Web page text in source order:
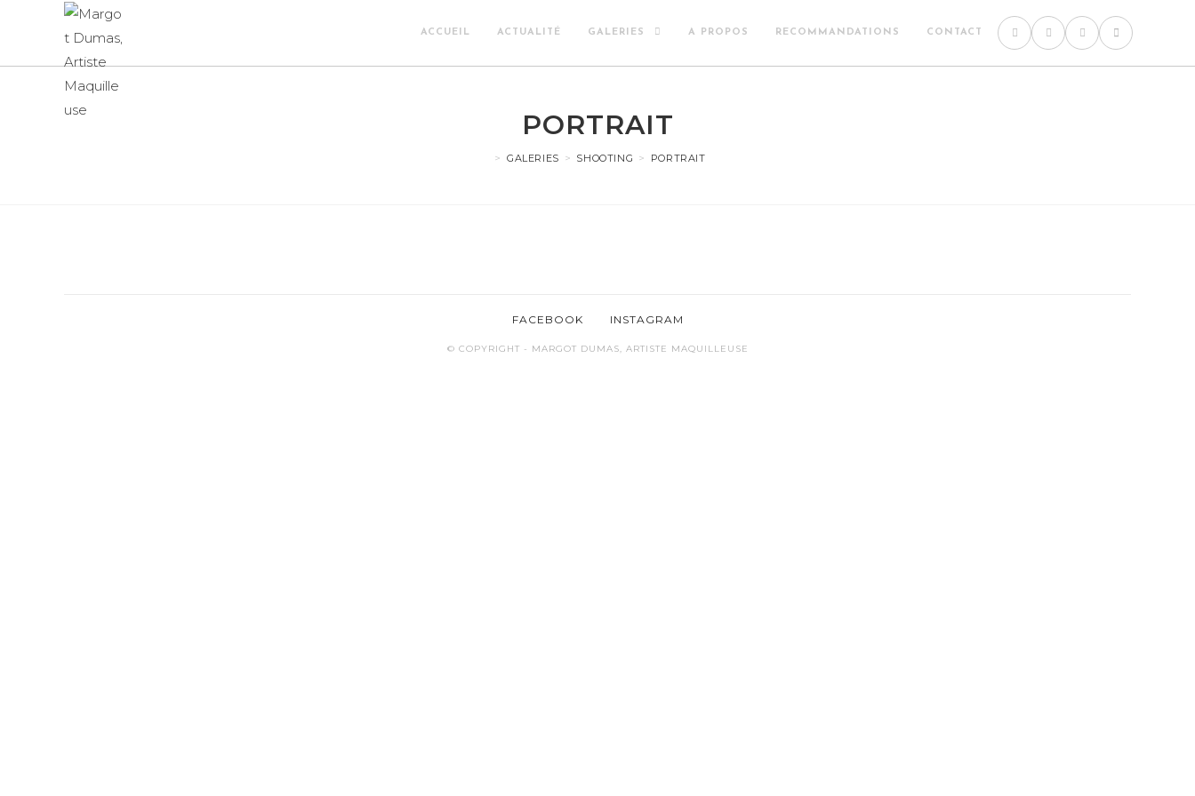
ACCUEIL ACTUALITÉ GALERIES A PROPOS RECOMMANDATIONS CONTACT
PORTRAIT
> GALERIES > SHOOTING > PORTRAIT
FACEBOOK INSTAGRAM
© COPYRIGHT - MARGOT DUMAS, ARTISTE MAQUILLEUSE